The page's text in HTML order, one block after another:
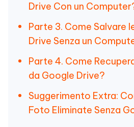
Drive Con un
Parte 3. Come Salvare
Drive Senza un
Parte 4. Come
da Google Drive?
Suggerimento Extra:
Foto Eliminate Senza